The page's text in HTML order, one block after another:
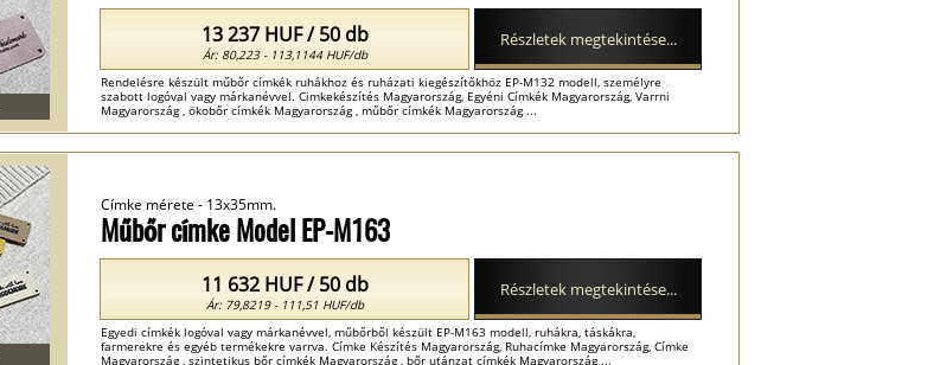
Rendelésre készült műbőr címkék ruhákhoz és ruházati kiegészítőkhöz EP-M132 modell, személyre
szabott logóval vagy márkanévvel. Cimkekészítés Magyarország, Egyéni Címkék Magyarország, Varrni
Magyarország , ökobőr címkék Magyarország , műbőr címkék Magyarország ...
13 237 HUF / 50 db
Ár: 80,223 - 113,1144 HUF/db
Részletek megtekintése...
Műbőr címke Model EP-M163
Címke mérete - 13x35mm.
Egyedi címkék logóval vagy márkanévvel, műbőrből készült EP-M163 modell, ruhákra, táskákra,
farmerekre és egyéb termékekre varrva. Címke Készítés Magyarország, Ruhacímke Magyarország, Címke
Magyarország , szintetikus bőr címkék Magyarország , bőr utánzat címkék Magyarország ...
11 632 HUF / 50 db
Ár: 79,8219 - 111,51 HUF/db
Részletek megtekintése...